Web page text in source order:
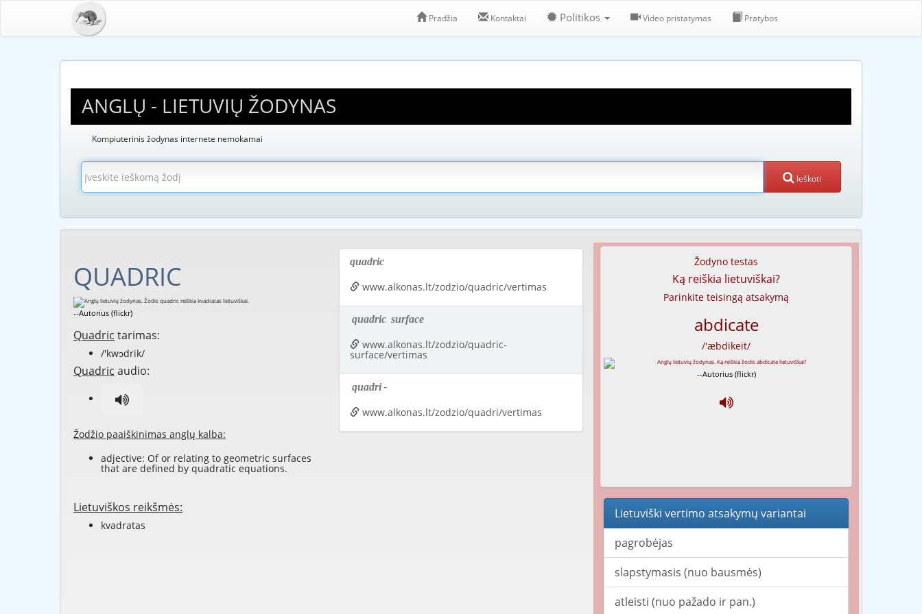
Pradžia Kontaktai Politikos Video pristatymas Pratybos
ANGLŲ - LIETUVIŲ ŽODYNAS
Kompiuterinis žodynas internete nemokamai
Ieškoti
QUADRIC
--Autorius (flickr)
Quadric tarimas:
/'kwɔdrik/
Quadric audio:
Žodžio paaiškinimas anglų kalba:
adjective: Of or relating to geometric surfaces
that are defined by quadratic equations.
Lietuviškos reikšmės:
kvadratas
quadric
www.alkonas.lt/zodzio/quadric/vertimas
quadric surface
www.alkonas.lt/zodzio/quadric-
surface/vertimas
quadri-
www.alkonas.lt/zodzio/quadri/vertimas
Žodyno testas
Ką reiškia lietuviškai?
Parinkite teisingą atsakymą
abdicate
/'æbdikeit/
--Autorius (flickr)
Lietuviški vertimo atsakymų variantai
pagrobėjas
slapstymasis (nuo bausmės)
atleisti (nuo pažado ir pan.)